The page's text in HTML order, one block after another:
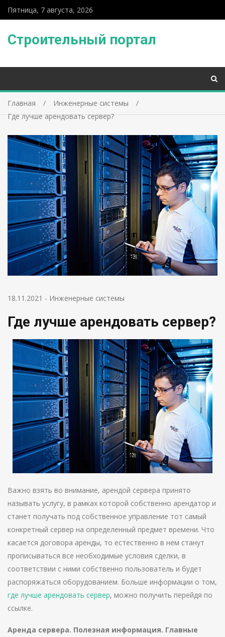
Пятница, 7 августа, 2026
Строительный портал
Главная
Инженерные системы
Где лучше арендовать сервер?
18.11.2021 - Инженерные системы
Где лучше арендовать сервер?
Важно взять во внимание, арендой сервера принято
называть услугу, в рамках которой собственно арендатор и
станет получать под собственное управление тот самый
конкретный сервер на определенный предмет времени. Что
касается договора аренды, то естественно в нем станут
прописываться все необходимые условия сделки, в
соответствии с ними собственно пользователь и будет
распоряжаться оборудованием. Больше информации о том,
где лучше арендовать сервер, можно получить перейдя по
ссылке.
Аренда сервера. Полезная информация. Главные